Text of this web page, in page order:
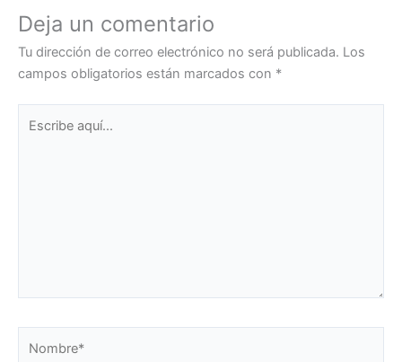
Deja un comentario
Tu dirección de correo electrónico no será publicada. Los
campos obligatorios están marcados con *
aquí...